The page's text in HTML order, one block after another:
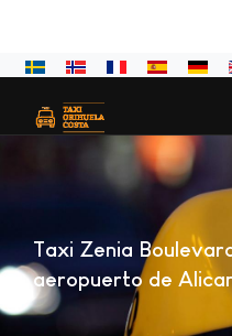
Seleccione su idioma
Taxi Zenia
aeropuerto de